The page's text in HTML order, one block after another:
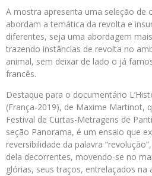
A mostra apresenta uma seleção de
abordam a temática da revolta e
diferentes, seja uma abordagem
trazendo instâncias de revolta no
animal, sem deixar de lado o já
francês.
Destaque para o documentário
(França-2019), de Maxime Martinot,
Festival de Curtas-Metragens de
seção Panorama, é um ensaio que
reversibilidade da palavra
dela decorrentes, movendo-se no
glórias, seus traços, entrelaçados na